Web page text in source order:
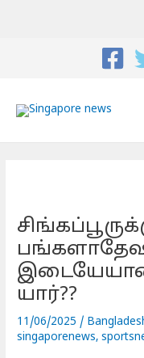
யார்??
11/06/2025 /
singaporenews,